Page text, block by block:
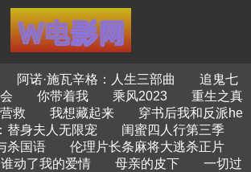
阿诺·施瓦辛格：人生三部曲
追鬼七
你带着我 乘风2023
重生之真
救 我想藏起来
穿书后我和反派he
替身夫人无限宠
闺蜜四人行第三季
杀国语
伦理片长条麻将大逃杀正片
谁动了我的爱情 母亲的皮下
一切过